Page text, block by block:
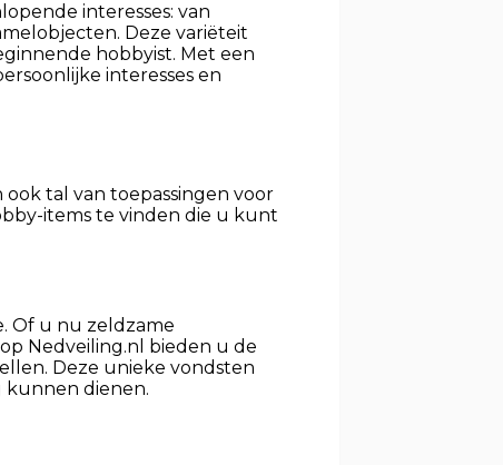
interesses: van
Deze variëteit
hobbyist. Met een
interesses en
tal van toepassingen voor
items te vinden die u kunt
Of u nu zeldzame
Nedveiling.nl bieden u de
Deze unieke vondsten
kunnen dienen.